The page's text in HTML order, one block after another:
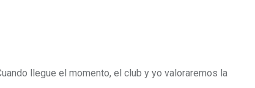
llegue el momento, el club y yo valoraremos la